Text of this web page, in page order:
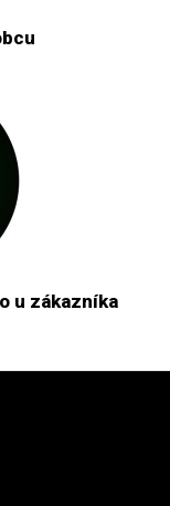
u zákazníka